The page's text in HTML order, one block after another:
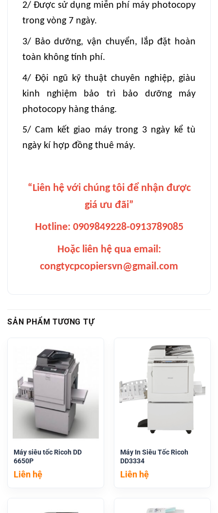
2/ Được sử dụng miễn phí máy photocopy
trong vòng 7 ngày.
3/ Bảo dưỡng, vận chuyển, lắp đặt hoàn
toàn không tính phí.
4/ Đội ngũ kỹ thuật chuyên nghiệp, giàu
kinh nghiệm bảo trì bảo dưỡng máy
photocopy hàng tháng.
5/ Cam kết giao máy trong 3 ngày kể tù
ngày kí hợp đồng thuê máy.
“Liên hệ với chúng tôi để nhận được
giá ưu đãi”
Hotline: 0909849228-0913789085
Hoặc liên hệ qua email:
congtycpcopiersvn@gmail.com
SẢN PHẨM TƯƠNG TỰ
Máy siêu tốc Ricoh DD
6650P
Liên hệ
Máy In Siêu Tốc Ricoh
DD3334
Liên hệ